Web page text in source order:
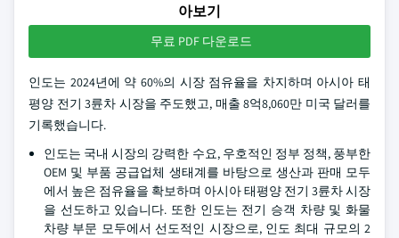
아보기
무료 PDF 다운로드
인도는 2024년에 약 60%의 시장 점유율을 차지하며 아시아 태
평양 전기 3륜차 시장을 주도했고, 매출 8억8,060만 미국 달러를
기록했습니다.
인도는 국내 시장의 강력한 수요, 우호적인 정부 정책, 풍부한
OEM 및 부품 공급업체 생태계를 바탕으로 생산과 판매 모두
에서 높은 점유율을 확보하며 아시아 태평양 전기 3륜차 시장
을 선도하고 있습니다. 또한 인도는 전기 승객 차량 및 화물
차량 부문 모두에서 선도적인 시장으로, 인도 최대 규모의 2